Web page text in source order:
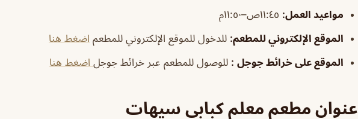
مواعيد العمل:
الموقع الإلكتروني للمطعم: للدخول للموقع الإلكتروني للمطعم اضغط هنا
الموقع على خرائط جوجل : للوصول للمطعم عبر خرائط جوجل اضغط هنا
عنوان مطعم معلم كبابي سيهات